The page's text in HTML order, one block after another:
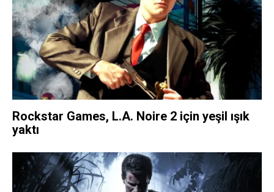
Rockstar Games, L.A. Noire 2 için yeşil ışık
yaktı